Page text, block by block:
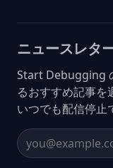
ニュースレタ
Start Debugging
るおすすめ記事を
いつでも配信停止
Email address